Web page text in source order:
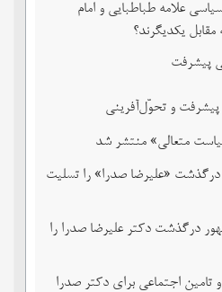
علامه طباطبایی و امام
یکدیگرند؟
پیشرفت
پیشرفت و تحوّل‌آفرینی
متعالی» منتشر شد
درگذشت «علیرضا صدرا» را تسلیت
درگذشت دکتر علیرضا صدرا را
تامین اجتماعی برای دکتر صدرا